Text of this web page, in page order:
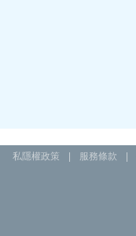
私隱權政策 服務條款